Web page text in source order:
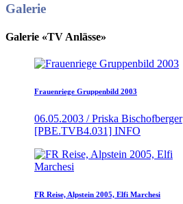
Galerie
Galerie «TV Anlässe»
Frauenriege Gruppenbild 2003
06.05.2003 / Priska Bischofberger
[PBE.TVB4.031] INFO
FR Reise, Alpstein 2005, Elfi Marchesi